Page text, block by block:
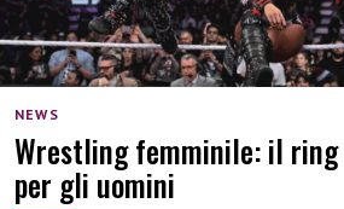
NEWS
Wrestling femminile: il ring
per gli uomini